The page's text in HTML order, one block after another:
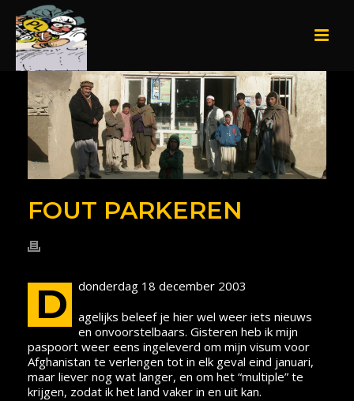
FOUT PARKEREN
D
donderdag 18 december 2003
agelijks beleef je hier wel weer iets nieuws
en onvoorstelbaars. Gisteren heb ik mijn
paspoort weer eens ingeleverd om mijn visum voor
Afghanistan te verlengen tot in elk geval eind januari,
maar liever nog wat langer, en om het “multiple” te
krijgen, zodat ik het land vaker in en uit kan.